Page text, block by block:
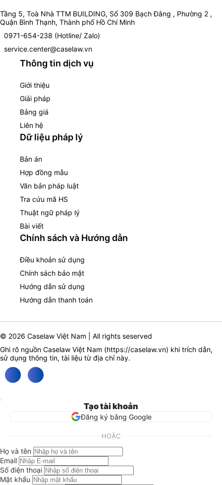
Tầng 5, Toà Nhà TTM BUILDING, Số 309 Bạch Đằng , Phường 2 ,
Quận Bình Thạnh, Thành phố Hồ Chí Minh
0971-654-238 (Hotline/ Zalo)
service.center@caselaw.vn
Thông tin dịch vụ
Giới thiệu
Giải pháp
Bảng giá
Liên hệ
Dữ liệu pháp lý
Bản án
Hợp đồng mẫu
Văn bản pháp luật
Tra cứu mã HS
Thuật ngữ pháp lý
Bài viết
Chính sách và Hướng dẫn
Điều khoản sử dụng
Chính sách bảo mật
Hướng dẫn sử dụng
Hướng dẫn thanh toán
© 2026 Caselaw Việt Nam | All rights seserved
Ghi rõ nguồn Caselaw Việt Nam (https://caselaw.vn) khi trích dẫn,
sử dụng thông tin, tài liệu từ địa chỉ này.
Tạo tài khoản
Đăng ký bằng Google
HOẶC
Họ và tên
Email
Số điện thoại
Mật khẩu